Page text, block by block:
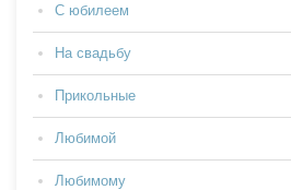
С юбилеем
На свадьбу
Прикольные
Любимой
Любимому